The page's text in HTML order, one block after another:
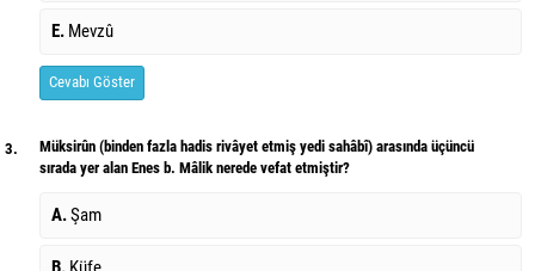
E. Mevzû
Cevabı Göster
3.
Müksirûn (binden fazla hadis rivâyet etmiş yedi sahâbî) arasında üçüncü
sırada yer alan Enes b. Mâlik nerede vefat etmiştir?
A.Şam